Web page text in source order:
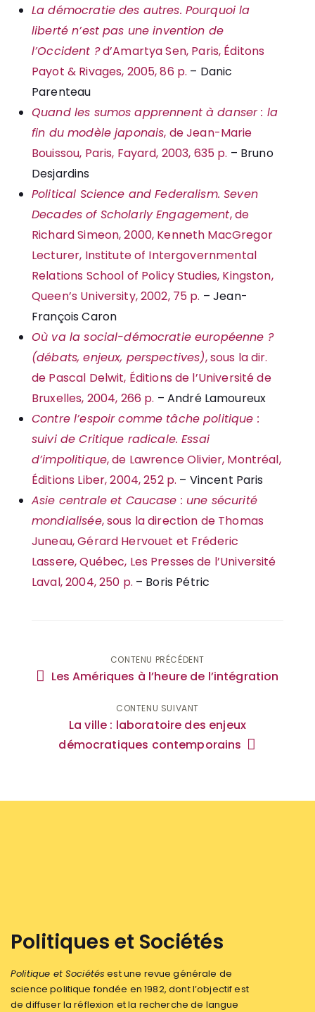
La démocratie des autres. Pourquoi la
liberté n’est pas une invention de
l’Occident ?d’Amartya Sen, Paris, Éditons
Payot & Rivages, 2005, 86 p. – Danic
Parenteau
Quand les sumos apprennent à danser : la
fin du modèle japonais, de Jean-Marie
Bouissou, Paris, Fayard, 2003, 635 p. – Bruno
Desjardins
Political Science and Federalism. Seven
Decades of Scholarly Engagement, de
Richard Simeon, 2000, Kenneth MacGregor
Lecturer, Institute of Intergovernmental
Relations School of Policy Studies, Kingston,
Queen’s University, 2002, 75 p. – Jean-
François Caron
Où va la social-démocratie européenne ?
(débats, enjeux, perspectives), sous la dir.
de Pascal Delwit, Éditions de l’Université de
Bruxelles, 2004, 266 p. – André Lamoureux
Contre l’espoir comme tâche politique :
suivi de Critique radicale. Essai
d’impolitique, de Lawrence Olivier, Montréal,
Éditions Liber, 2004, 252 p. – Vincent Paris
Asie centrale et Caucase : une sécurité
mondialisée, sous la direction de Thomas
Juneau, Gérard Hervouet et Fréderic
Lassere, Québec, Les Presses de l’Université
Laval, 2004, 250 p. – Boris Pétric
Navigation
l'article
CONTENU PRÉCÉDENT
Les Amériques à l’heure de l’intégration
CONTENU SUIVANT
La ville : laboratoire des enjeux
démocratiques contemporains
Politiques et Sociétés
Politique et Sociétés est une revue générale de
science politique fondée en 1982, dont l’objectif est
de diffuser la réflexion et la recherche de langue